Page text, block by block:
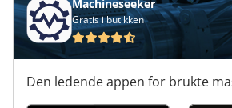
Machineseeker
Gratis i butikken
Den ledende appen for brukte